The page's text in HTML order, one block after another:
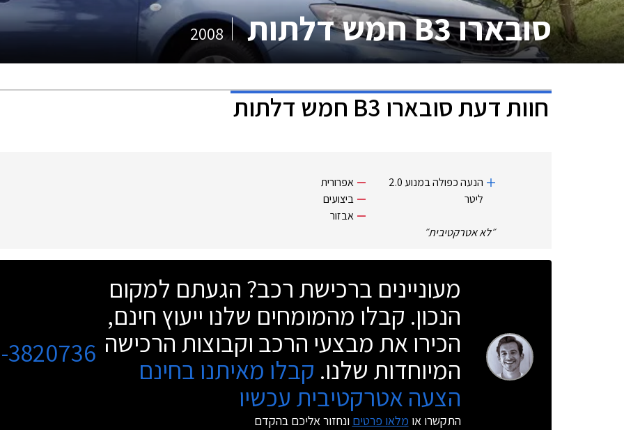
סובארו B3 חמש דלתות 2008
חוות דעתסובארו B3 חמש דלתות
הנעה כפולה במנוע 2.0
ליטר
אפרורית
ביצועים
אבזור
״לא אטרקטיבית״
מעוניינים ברכישת רכב? הגעתם למקום
הנכון. קבלו מהמומחים שלנו ייעוץ חינם,
הכירו את מבצעי הרכב וקבוצות הרכישה
המיוחדות שלנו. קבלו מאיתנו בחינם
הצעה אטרקטיבית עכשיו
התקשרו או מלאו פרטים ונחזור אליכם בהקדם
3820736